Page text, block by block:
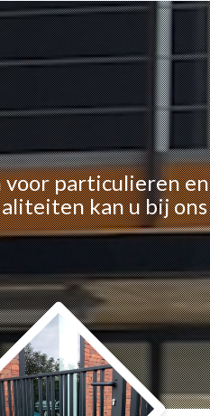
particulieren en
kan u bij ons